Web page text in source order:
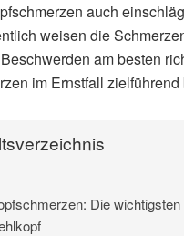
auch
weisen die
am besten
im Ernstfall
Die wichtigsten